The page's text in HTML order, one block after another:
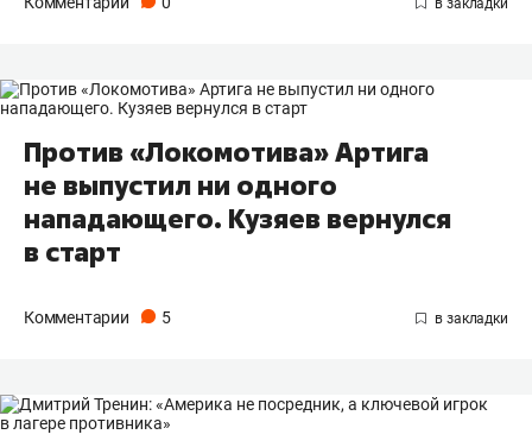
Против «Локомотива» Артига
не выпустил ни одного
нападающего. Кузяев вернулся
в старт
Комментарии 5